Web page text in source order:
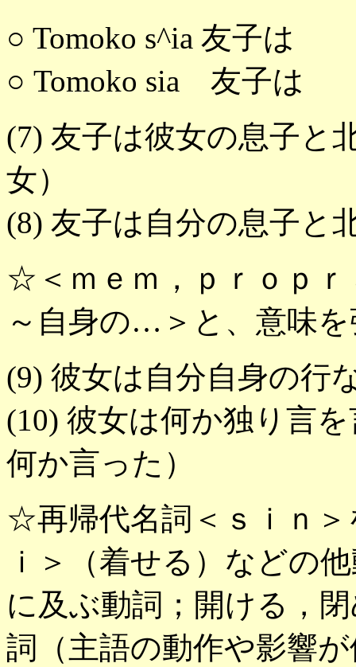
○ Tomoko s^ia 友子は
○ Tomoko sia 友子は
(7) 友子は彼女の息子と
女）
(8) 友子は自分の息子と
☆＜ｍｅｍ，ｐｒｏｐ
～自身の…＞と、意味
(9) 彼女は自分自身の行
(10) 彼女は何か独り言
何か言った）
☆再帰代名詞＜ｓｉｎ
ｉ＞（着せる）などの
に及ぶ動詞；開ける，
詞（主語の動作や影響